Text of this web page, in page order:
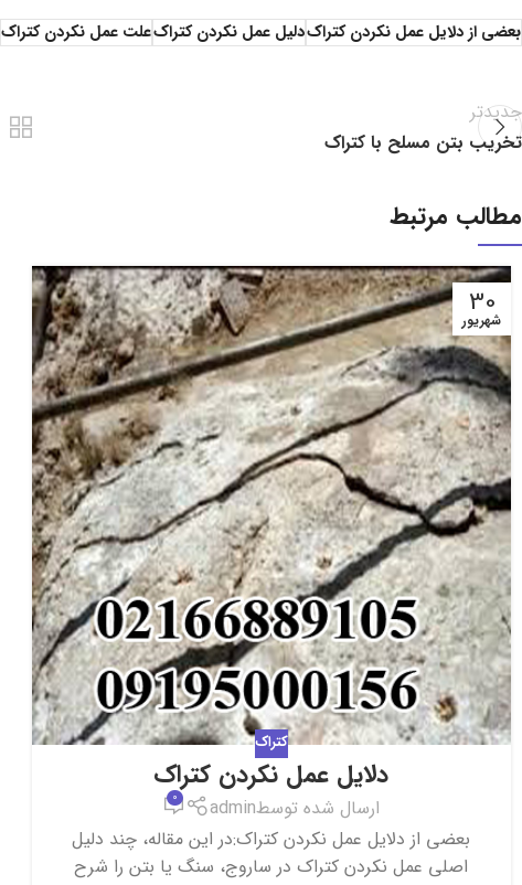
بعضی از دلایل عمل نکردن کتراکدلیل عمل نکردن کتراکعلت عمل نکردن کتراک
جدیدتر
تخریب بتن مسلح با کتراک
مطالب مرتبط
30
شهریور
کتراک
دلایل عمل نکردن کتراک
ارسال شده توسطadmin
0
بعضی از دلایل عمل نکردن کتراک:در این مقاله، چند دلیل
اصلی عمل نکردن کتراک در ساروج، سنگ یا بتن را شرح